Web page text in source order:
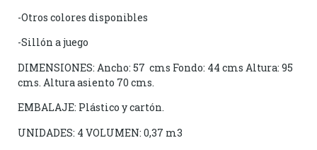
-Otros colores disponibles
-Sillón a juego
DIMENSIONES: Ancho: 57 cms Fondo: 44 cms Altura: 95
cms. Altura asiento 70 cms.
EMBALAJE: Plástico y cartón.
UNIDADES: 4 VOLUMEN: 0,37 m3